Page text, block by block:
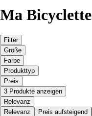
Ma Bicyclette
Filter
Größe
Farbe
Produkttyp
Preis
3 Produkte anzeigen
Relevanz
Relevanz
Preis aufsteigend